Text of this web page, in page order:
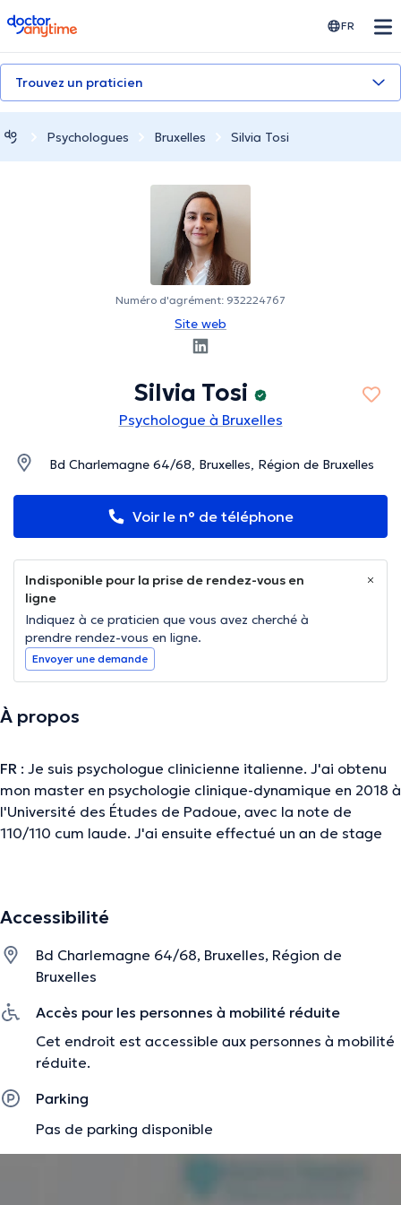
doctoranytime FR
Trouvez un praticien
Psychologues Bruxelles Silvia Tosi
Numéro d'agrément: 932224767
Site web
Silvia Tosi
Psychologue à Bruxelles
Bd Charlemagne 64/68, Bruxelles, Région de Bruxelles
Voir le n° de téléphone
Indisponible pour la prise de rendez-vous en
ligne
Indiquez à ce praticien que vous avez cherché à
prendre rendez-vous en ligne.
Envoyer une demande
À propos
FR : Je suis psychologue clinicienne italienne. J'ai obtenu
mon master en psychologie clinique-dynamique en 2018 à
l'Université des Études de Padoue, avec la note de
110/110 cum laude. J'ai ensuite effectué un an de stage
depuis plusieurs années.
psychothérapie psychodynamique à Rome (école de
psychothérapie SIPSI). Cette formation, reconnue par le
MUR (Ministère italien de l'Université et de la Recherche),
psychologue, telles que l'entretien clinique et le
psychodiagnostic. Tout au long de ma formation en
psychothérapie, j’ai réalisé un stage de spécialisation à la
coopérative Dreams Onlus à Rome, où j’ai apporté un
Accessibilité
Bd Charlemagne 64/68, Bruxelles, Région de
Bruxelles
Accès pour les personnes à mobilité réduite
Cet endroit est accessible aux personnes à mobilité
réduite.
Parking
Pas de parking disponible